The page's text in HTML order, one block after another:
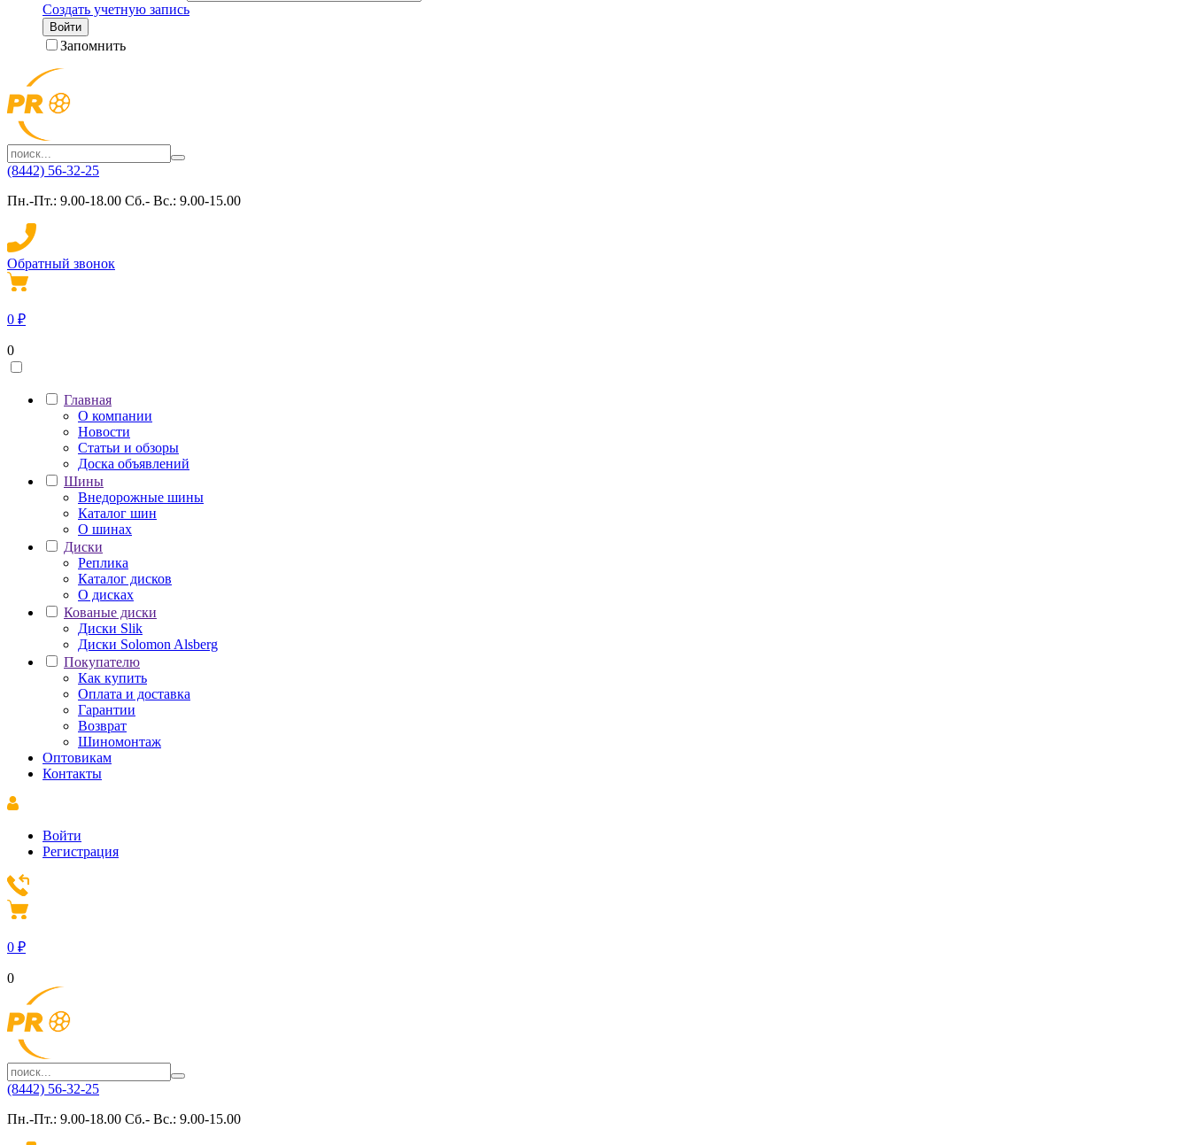
Создать учетную запись
Войти
Запомнить
(8442) 56-32-25
Пн.-Пт.: 9.00-18.00 Сб.- Вс.: 9.00-15.00
Обратный звонок
0 ₽
0
Главная
О компании
Новости
Статьи и обзоры
Доска объявлений
Шины
Внедорожные шины
Каталог шин
О шинах
Диски
Реплика
Каталог дисков
О дисках
Кованые диски
Диски Slik
Диски Solomon Alsberg
Покупателю
Как купить
Оплата и доставка
Гарантии
Возврат
Шиномонтаж
Оптовикам
Контакты
Войти
Регистрация
0 ₽
0
(8442) 56-32-25
Пн.-Пт.: 9.00-18.00 Сб.- Вс.: 9.00-15.00